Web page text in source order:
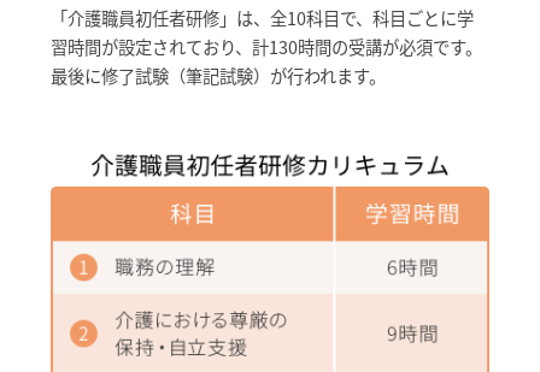
「介護職員初任者研修」は、全10科目で、科目ごとに学
習時間が設定されており、計130時間の受講が必須です。
最後に修了試験（筆記試験）が行われます。